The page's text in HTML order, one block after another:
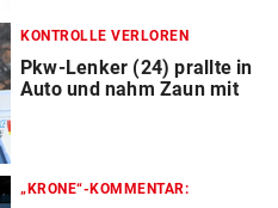
KONTROLLE VERLOREN
Pkw-Lenker (24) prallte in
Auto und nahm Zaun mit
„KRONE“-KOMMENTAR: